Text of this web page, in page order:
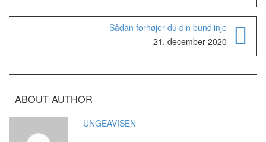
Sådan forhøjer du din bundlinje
21. december 2020
ABOUT AUTHOR
UNGEAVISEN